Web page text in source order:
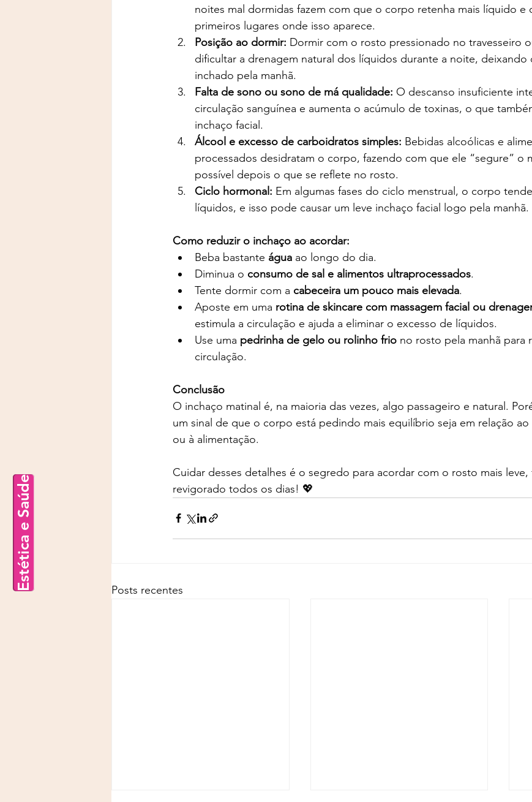
Estética e Saúde
noites mal dormidas fazem com que o corpo retenha mais líquido e
primeiros lugares onde isso aparece.
Posição ao dormir: Dormir com o rosto pressionado no travesseiro
dificultar a drenagem natural dos líquidos durante a noite, deixando
inchado pela manhã.
Falta de sono ou sono de má qualidade: O descanso insuficiente
circulação sanguínea e aumenta o acúmulo de toxinas, o que
inchaço facial.
Álcool e excesso de carboidratos simples: Bebidas alcoólicas e
processados desidratam o corpo, fazendo com que ele “segure” o
possível depois o que se reflete no rosto.
Ciclo hormonal: Em algumas fases do ciclo menstrual, o corpo
líquidos, e isso pode causar um leve inchaço facial logo pela manhã.
Como reduzir o inchaço ao acordar:
Beba bastante água ao longo do dia.
Diminua o consumo de sal e alimentos ultraprocessados.
Tente dormir com a cabeceira um pouco mais elevada.
Aposte em uma rotina de skincare com massagem facial ou
estimula a circulação e ajuda a eliminar o excesso de líquidos.
Use uma pedrinha de gelo ou rolinho frio no rosto pela manhã para
circulação.
Conclusão
O inchaço matinal é, na maioria das vezes, algo passageiro e natural.
um sinal de que o corpo está pedindo mais equilíbrio seja em relação
ou à alimentação.
Cuidar desses detalhes é o segredo para acordar com o rosto mais leve,
revigorado todos os dias! 💖
Posts recentes